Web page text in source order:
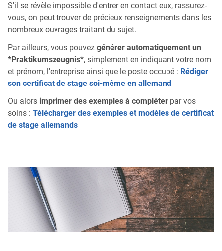
S'il se révèle impossible d'entrer en contact eux, rassurez-
vous, on peut trouver de précieux renseignements dans les
nombreux ouvrages traitant du sujet.
Par ailleurs, vous pouvez générer automatiquement un
*Praktikumszeugnis*, simplement en indiquant votre nom
et prénom, l'entreprise ainsi que le poste occupé : Rédiger
son certificat de stage soi-même en allemand
Ou alors imprimer des exemples à compléter par vos
soins : Télécharger des exemples et modèles de certificat
de stage allemands